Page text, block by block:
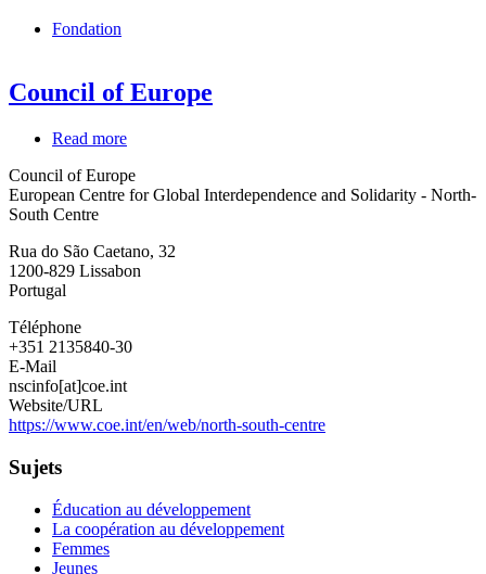
Fondation
Council of Europe
Read more
of
Europe
Council of Europe
European Centre for Global Interdependence and Solidarity - North-
South Centre
Rua do São Caetano, 32
1200-829 Lissabon
Portugal
Téléphone
+351 2135840-30
E-Mail
nscinfo[at]coe.int
Website/URL
https://www.coe.int/en/web/north-south-centre
Sujets
Éducation au développement
La coopération au développement
Femmes
Jeunes